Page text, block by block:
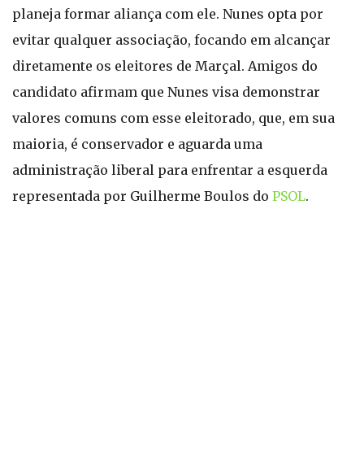
planeja formar aliança com ele. Nunes opta por
evitar qualquer associação, focando em alcançar
diretamente os eleitores de Marçal. Amigos do
candidato afirmam que Nunes visa demonstrar
valores comuns com esse eleitorado, que, em sua
maioria, é conservador e aguarda uma
administração liberal para enfrentar a esquerda
representada por Guilherme Boulos do PSOL.